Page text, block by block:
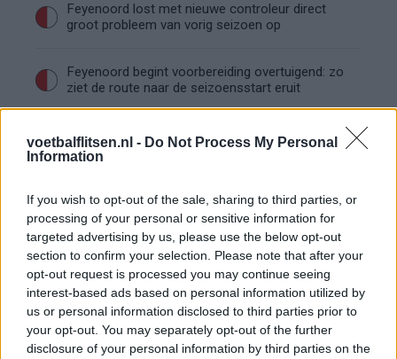
voetbalflitsen.nl - Do Not Process My Personal
Information
If you wish to opt-out of the sale, sharing to third parties, or
processing of your personal or sensitive information for
targeted advertising by us, please use the below opt-out
section to confirm your selection. Please note that after your
opt-out request is processed you may continue seeing
interest-based ads based on personal information utilized by
us or personal information disclosed to third parties prior to
your opt-out. You may separately opt-out of the further
disclosure of your personal information by third parties on the
Feyenoord lost met nieuwe controleur direct
groot probleem van vorig seizoen op
Feyenoord begint voorbereiding overtuigend: zo
ziet de route naar de seizoensstart eruit
Givairo Read spreekt zich uit over Feyenoord-
toekomst: 'Het kan nog alle kanten op'
Feyenoord zoekt nieuwe nummer één na
dreigend vertrek Wellenreuther
Feyenoord doet voorstel aan beoogde nieuwe
eerste keeper
Saoedische topclub maakt werk van Hadj
Moussa: Feyenoord wacht op bod